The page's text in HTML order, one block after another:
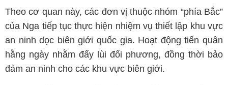
Theo cơ quan này, các đơn vị thuộc nhóm “phía Bắc”
của Nga tiếp tục thực hiện nhiệm vụ thiết lập khu vực
an ninh dọc biên giới quốc gia. Hoạt động tiến quân
hằng ngày nhằm đẩy lùi đối phương, đồng thời bảo
đảm an ninh cho các khu vực biên giới.